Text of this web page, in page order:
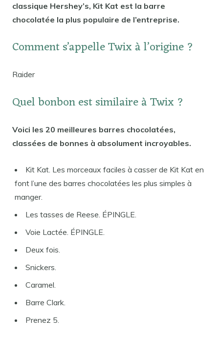
classique Hershey’s, Kit Kat est la barre
chocolatée la plus populaire de l’entreprise.
Comment s’appelle Twix à l’origine ?
Raider
Quel bonbon est similaire à Twix ?
Voici les 20 meilleures barres chocolatées,
classées de bonnes à absolument incroyables.
Kit Kat. Les morceaux faciles à casser de Kit Kat en
font l’une des barres chocolatées les plus simples à
manger.
Les tasses de Reese. ÉPINGLE.
Voie Lactée. ÉPINGLE.
Deux fois.
Snickers.
Caramel.
Barre Clark.
Prenez 5.